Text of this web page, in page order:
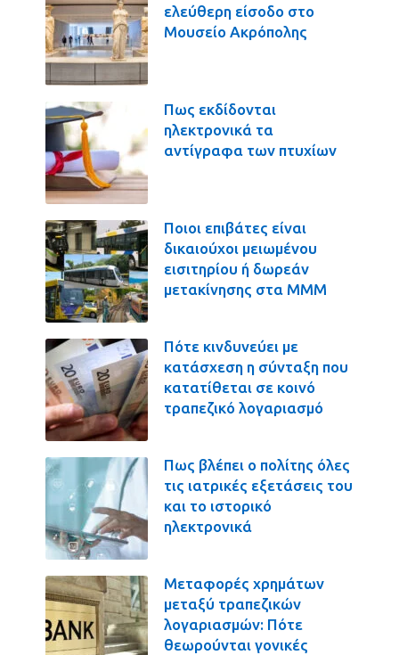
ελεύθερη είσοδο στο
Μουσείο Ακρόπολης
Πως εκδίδονται
ηλεκτρονικά τα
αντίγραφα των πτυχίων
Ποιοι επιβάτες είναι
δικαιούχοι μειωμένου
εισιτηρίου ή δωρεάν
μετακίνησης στα ΜΜΜ
Πότε κινδυνεύει με
κατάσχεση η σύνταξη που
κατατίθεται σε κοινό
τραπεζικό λογαριασμό
Πως βλέπει ο πολίτης όλες
τις ιατρικές εξετάσεις του
και το ιστορικό
ηλεκτρονικά
Μεταφορές χρημάτων
μεταξύ τραπεζικών
λογαριασμών: Πότε
θεωρούνται γονικές